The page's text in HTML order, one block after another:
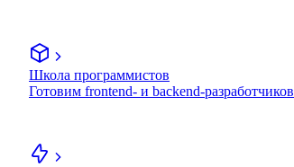
Школа программистов
Готовим frontend- и backend-разработчиков